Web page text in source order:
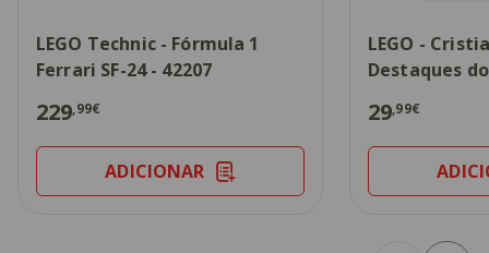
LEGO Technic - Fórmula 1
Ferrari SF-24 - 42207
229 ,99€
ADICIONAR
LEGO -
Destaques
29 ,99€